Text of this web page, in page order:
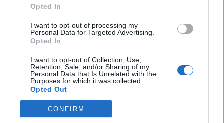
Opted In
I want to opt-out of processing my
Personal Data for Targeted Advertising.
Opted In
I want to opt-out of Collection, Use,
Retention, Sale, and/or Sharing of my
Personal Data that Is Unrelated with the
Purposes for which it was collected.
Opted Out
CONFIRM
πρεμιέρα Το Χαμογέλα και πάλι;
SHOWBIZ
6 Αυγούστου 1999: Η ημέρα που
«σίγησε» η μεγάλη κυρία του λαϊκού,
Ρίτα Σακελλαρίου
Οι παικταράδες που δεν έγιναν ποτέ οι θρύλοι που
περιμέναμε